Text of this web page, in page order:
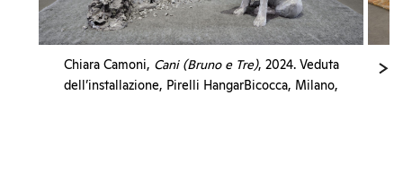
Chiara Camoni, Cani (Bruno e Tre), 2024. Veduta
dell’installazione, Pirelli HangarBicocca, Milano,